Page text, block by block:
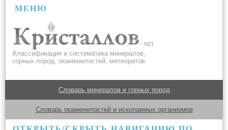
МЕНЮ
Классификация и систематика минералов,
горных пород, окаменелостей, метеоритов
Словарь минералов и горных пород
Словарь окаменелостей и ископаемых организмов